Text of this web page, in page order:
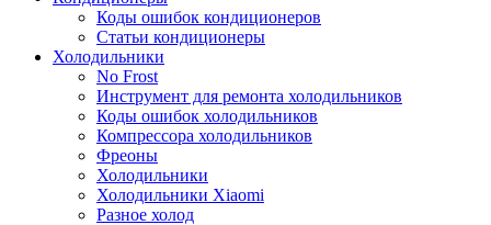
Коды ошибок кондиционеров
Статьи кондиционеры
Холодильники
No Frost
Инструмент для ремонта холодильников
Коды ошибок холодильников
Компрессора холодильников
Фреоны
Холодильники
Холодильники Xiaomi
Разное холод